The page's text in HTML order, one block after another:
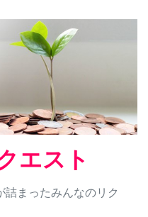
エスト
詰まったみんなのリク